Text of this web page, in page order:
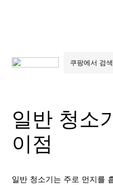
일반 청소
이점
일반 청소기는 주로 먼지를